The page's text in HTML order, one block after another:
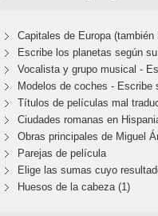
Capitales de Europa (también
Escribe los planetas según
Vocalista y grupo musical -
Modelos de coches - Escribe
Títulos de películas mal
Ciudades romanas en
Obras principales de Miguel
Parejas de película
Elige las sumas cuyo
Huesos de la cabeza (1)